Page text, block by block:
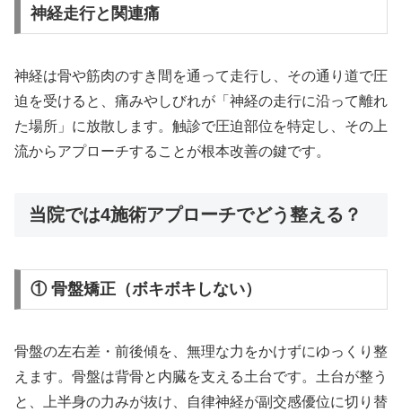
神経走行と関連痛
神経は骨や筋肉のすき間を通って走行し、その通り道で圧
迫を受けると、痛みやしびれが「神経の走行に沿って離れ
た場所」に放散します。触診で圧迫部位を特定し、その上
流からアプローチすることが根本改善の鍵です。
当院では4施術アプローチでどう整える？
① 骨盤矯正（ボキボキしない）
骨盤の左右差・前後傾を、無理な力をかけずにゆっくり整
えます。骨盤は背骨と内臓を支える土台です。土台が整う
と、上半身の力みが抜け、自律神経が副交感優位に切り替